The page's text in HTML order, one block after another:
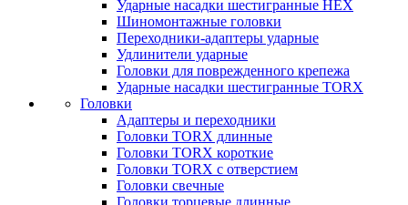
Ударные насадки шестигранные HEX
Шиномонтажные головки
Переходники-адаптеры ударные
Удлинители ударные
Головки для поврежденного крепежа
Ударные насадки шестигранные TORX
Головки
Адаптеры и переходники
Головки TORX длинные
Головки TORX короткие
Головки TORX с отверстием
Головки свечные
Головки торцевые длинные